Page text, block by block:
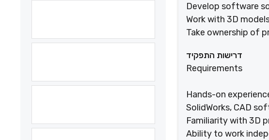
Develop software
Work with 3D
Take ownership of
דרישות התפקיד
Requirements
Hands-on
SolidWorks, CAD
Familiarity with 3D
Ability to work